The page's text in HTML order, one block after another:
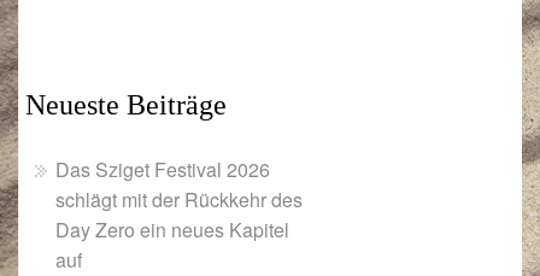
Neueste Beiträge
Das Sziget Festival 2026
schlägt mit der Rückkehr des
Day Zero ein neues Kapitel
auf